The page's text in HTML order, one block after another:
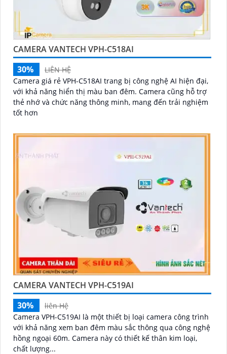
CAMERA VANTECH VPH-C518AI
30%
LIÊN HỆ
Camera giá rẻ VPH-C518AI trang bị công nghệ AI hiện đại,
với khả năng hiển thị màu ban đêm. Camera cũng hỗ trợ
thẻ nhớ và chức năng thông minh, mang đến trải nghiệm
tốt hơn
CAMERA VANTECH VPH-C519AI
30%
liên Hệ
Camera VPH-C519AI là một thiết bị loại camera công trình
với khả năng xem ban đêm màu sắc thông qua công nghệ
hồng ngoại 60m. Camera này có thiết kế thân kim loại,
chất lượng...